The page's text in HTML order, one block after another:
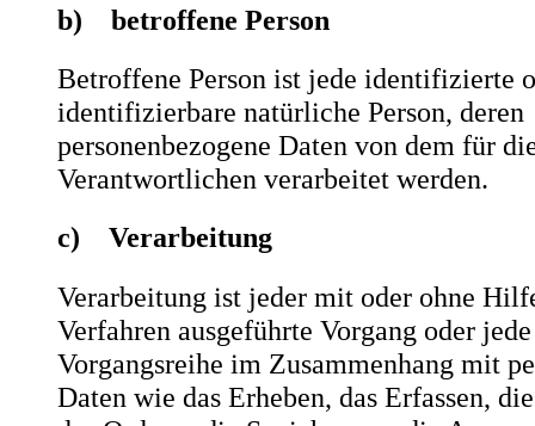
b) betroffene Person
Betroffene Person ist jede identifizierte
identifizierbare natürliche Person, deren
personenbezogene Daten von dem für
Verantwortlichen verarbeitet werden.
c) Verarbeitung
Verarbeitung ist jeder mit oder ohne
Verfahren ausgeführte Vorgang oder
Vorgangsreihe im Zusammenhang mit
Daten wie das Erheben, das Erfassen,